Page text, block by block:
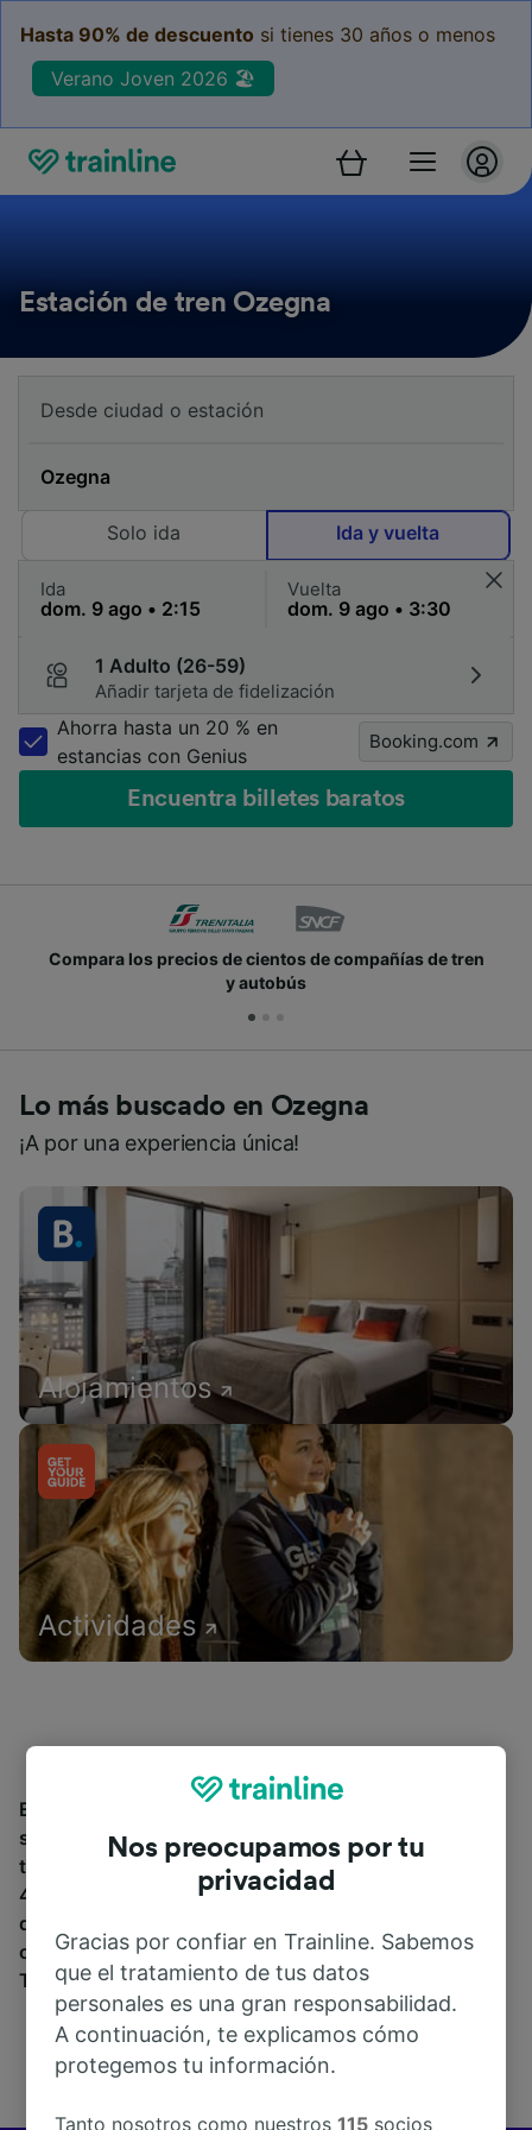
Hasta 90% de descuento si tienes 30 años o menos
Verano Joven 2026 🏖️
Estación de tren Ozegna
Solo ida Ida y vuelta
Ida Vuelta
1 Adulto (26-59)
Añadir tarjeta de fidelización
Ahorra hasta un 20 % en
estancias con Genius
Booking.com
Encuentra billetes baratos
Compara los precios de cientos de compañías de tren
y autobús
Lo más buscado en Ozegna
¡A por una experiencia única!
Alojamientos
Actividades
Encuentra información sobre la estación y sus
servicios, comprueba los horarios de tren y reserva
tus billetes desde o hacia Ozegna. Trainline opera en
45 países y vende billetes de más de 270 compañías
de tren y autobús incluyendo
otras. Descubre a dónde puedes ir desde Ozegna con
Trainline.
Nos preocupamos por tu
privacidad
Gracias por confiar en Trainline. Sabemos
que el tratamiento de tus datos
personales es una gran responsabilidad.
A continuación, te explicamos cómo
protegemos tu información.
Tanto nosotros como nuestros115 socios